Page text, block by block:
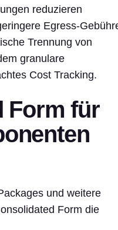
reduzieren
Egress-
Trennung von
granulare
Cost Tracking.
Form für
und weitere
Form die